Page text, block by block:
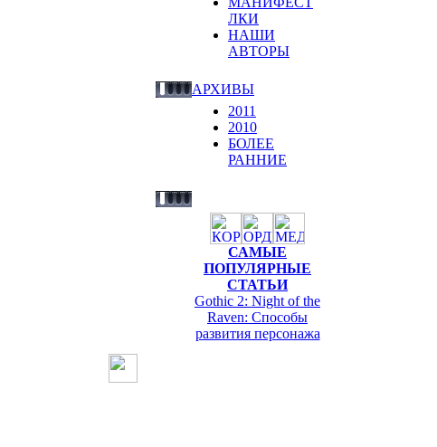
ЛКИ
НАШИ
АВТОРЫ
АРХИВЫ
2011
2010
БОЛЕЕ
РАННИЕ
САМЫЕ
ПОПУЛЯРНЫЕ
СТАТЬИ
Gothic 2: Night of the
Raven: Способы
развития персонажа